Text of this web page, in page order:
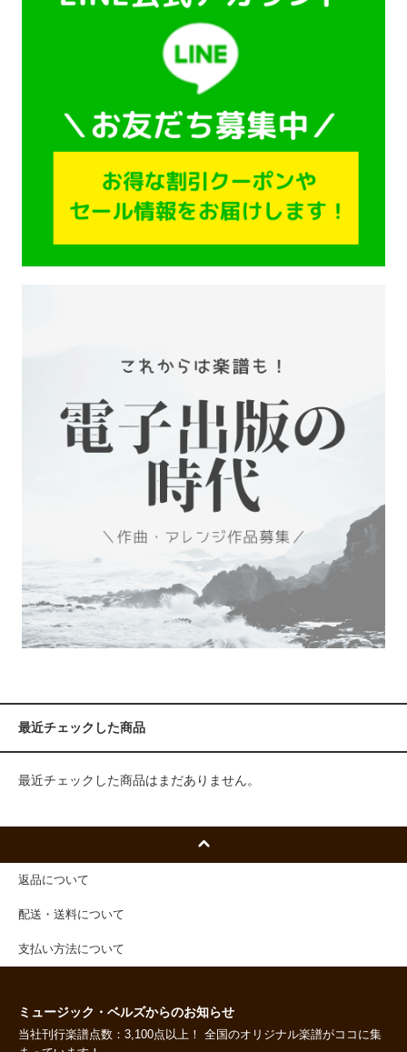
最近チェックした商品
最近チェックした商品はまだありません。
返品について
配送・送料について
支払い方法について
ミュージック・ベルズからのお知らせ
当社刊行楽譜点数：3,100点以上！ 全国のオリジナル楽譜がココに集